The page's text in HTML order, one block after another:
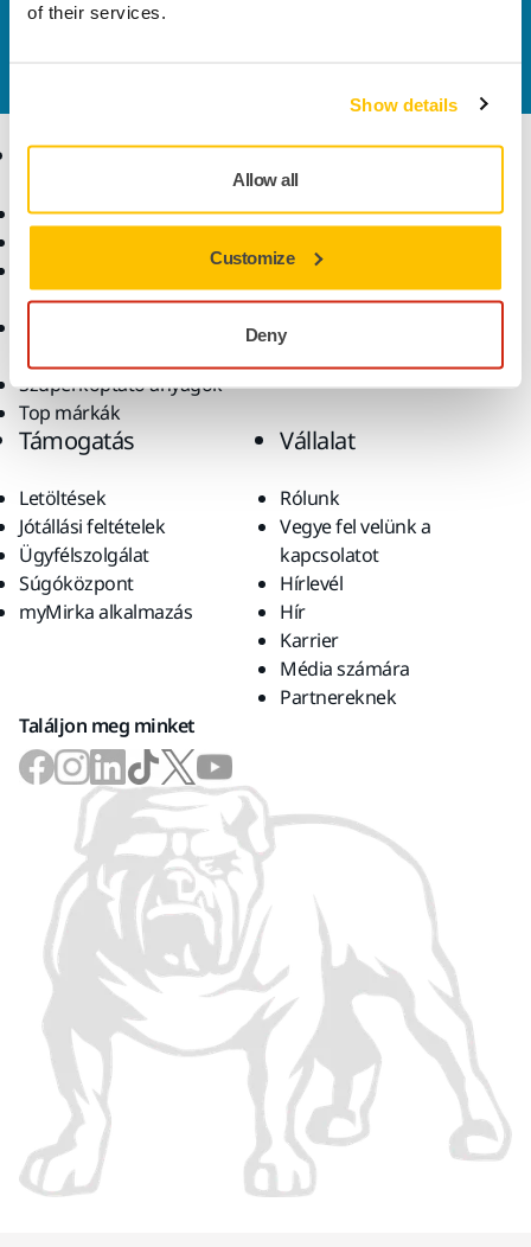
of their services.
Show details
Allow all
Customize
Deny
Szeretne többet tudni?
Termékek
Elektromos szerszámok
polírpaszták
Szuperkoptató anyagok
Top márkák
Tudásbázis
Iparágak
Megoldások
Támogatás
Letöltések
Jótállási feltételek
Ügyfélszolgálat
Súgóközpont
myMirka alkalmazás
Vállalat
Rólunk
Vegye fel velünk a
kapcsolatot
Hírlevél
Hír
Karrier
Média számára
Partnereknek
Találjon meg minket